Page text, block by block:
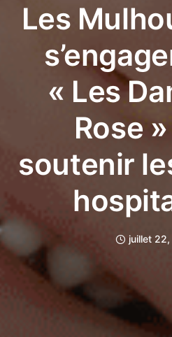
Les
« Les
Rose
soutenir
juillet